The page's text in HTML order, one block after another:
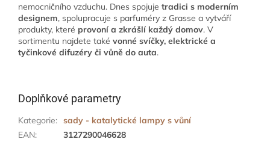
nemocničního vzduchu. Dnes spojuje tradici s moderním
designem, spolupracuje s parfuméry z Grasse a vytváří
produkty, které provoní a zkrášlí každý domov. V
sortimentu najdete také vonné svíčky, elektrické a
tyčinkové difuzéry či vůně do auta.
Doplňkové parametry
Kategorie: sady - katalytické lampy s vůní
EAN: 3127290046628